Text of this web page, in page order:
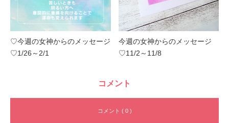
♡今週の女神からのメッセージ
♡1/26～2/1
今週の女神からのメッセージ
♡11/2～11/8
コメント
コメント ( 0 )